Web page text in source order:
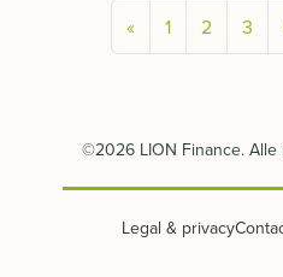
« 1 2 3
©2026 LION Finance.
Legal & privacy